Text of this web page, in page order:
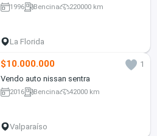
1996 Bencina 220000 km
La Florida
$10.000.000
1
Vendo auto nissan sentra
2016 Bencina 42000 km
Valparaíso